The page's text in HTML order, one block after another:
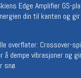
Edge Amplifier GS-
din til kanten og
overflater: Crossover-
å dempe vibrasjoner og
snø.
Sportslager
og aktiviteter
DEG INN GRATIS